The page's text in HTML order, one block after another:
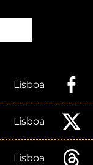
Lisboa
Lisboa
Lisboa